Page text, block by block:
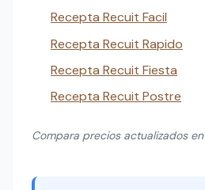
Recepta Recuit Facil
Recepta Recuit Rapido
Recepta Recuit Fiesta
Recepta Recuit Postre
Compara precios actualizados en